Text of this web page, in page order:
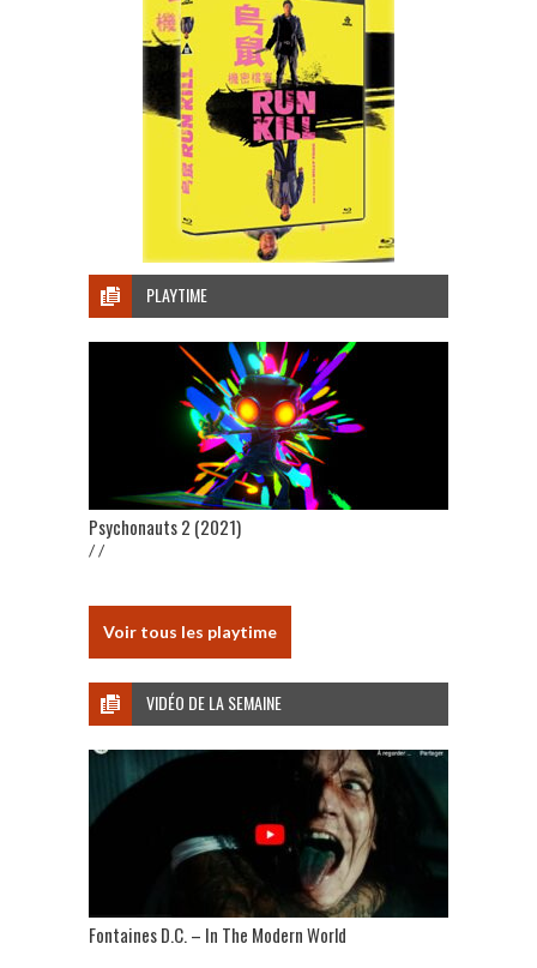
PLAYTIME
Psychonauts 2 (2021)
/ /
Voir tous les playtime
VIDÉO DE LA SEMAINE
Fontaines D.C. – In The Modern World